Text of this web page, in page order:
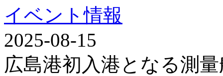
イベント情報
2025-08-15
広島港初入港となる測